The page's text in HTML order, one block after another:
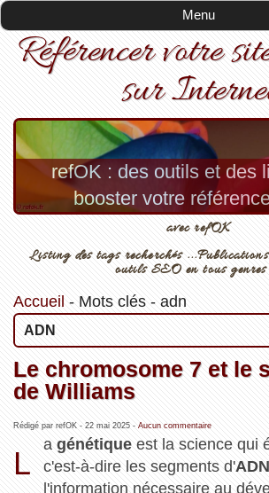
Menu
Référencer votre
sur
refOK : des outils et des
booster votre
avec refOK
Listing des tags recherchés
outils SEO en tous
Accueil - Mots clés- adn
ADN
Le chromosome 7 et le
de Williams
Rédigé par refOK - 22 mai 2025- Aucun commentaire
L
agénétique est la science qui
c'est-à-dire les segments d'ADN
l'information nécessaire au